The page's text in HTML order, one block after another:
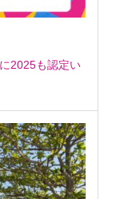
2025も認定い